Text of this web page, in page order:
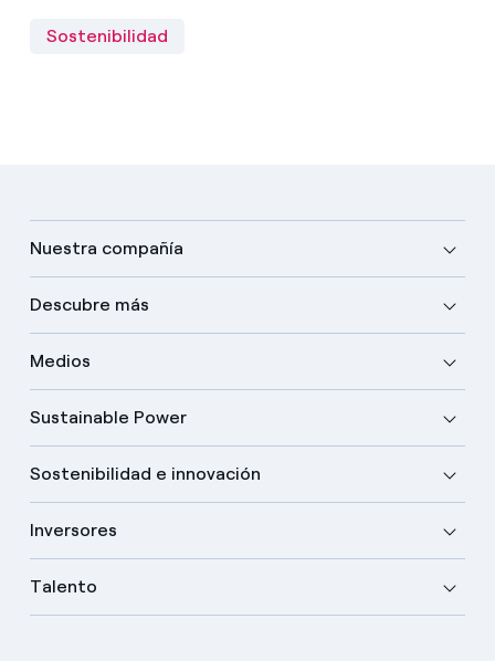
Sostenibilidad
Nuestra compañía
Descubre más
Medios
Sustainable Power
Sostenibilidad e innovación
Inversores
Talento